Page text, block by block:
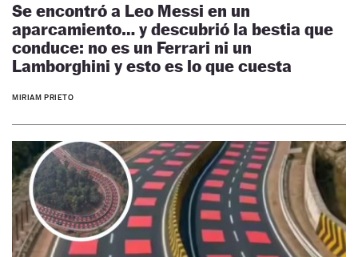
Se encontró a Leo Messi en un
aparcamiento… y descubrió la bestia que
conduce: no es un Ferrari ni un
Lamborghini y esto es lo que cuesta
MIRIAM PRIETO